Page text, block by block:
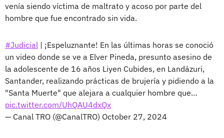
venía siendo víctima de maltrato y acoso por parte del
hombre que fue encontrado sin vida.
#Judicial | ¡Espeluznante! En las últimas horas se conoció
un video donde se ve a Elver Pineda, presunto asesino de
la adolescente de 16 años Liyen Cubides, en Landázuri,
Santander, realizando prácticas de brujería y pidiendo a la
"Santa Muerte" que alejara a cualquier hombre que…
pic.twitter.com/UhQAU4dxQx
— Canal TRO (@CanalTRO) October 27, 2024